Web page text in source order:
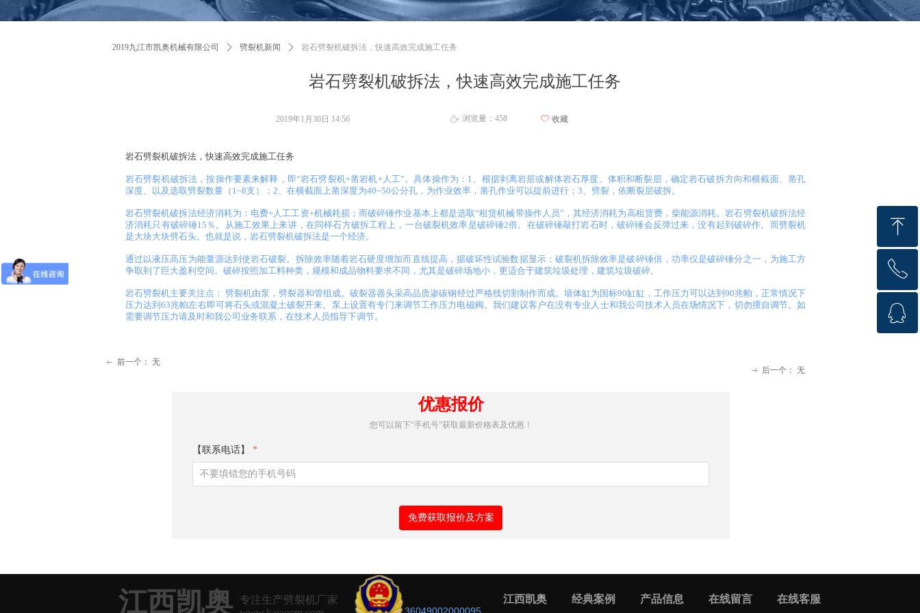
岩石劈裂机破拆法，快速高效完成施工任务
2019九江市凯奥机械有限公司 ꄲ 劈裂机新闻 ꄲ 岩石劈裂机破拆法，快速高效完成施工任务
岩石劈裂机破拆法，快速高效完成施工任务
岩石劈裂机破拆法，按操作要素来解释，即“岩石劈裂机+凿岩机+人工”。具体操作为：1、根据剥离岩层或解体岩石厚度、体积和断裂层，确定岩石破拆方向和横截面、凿孔
深度、以及选取劈裂数量（1~8支）；2、在横截面上凿深度为40~50公分孔，为作业效率，凿孔作业可以提前进行；3、劈裂，依断裂层破拆。
岩石劈裂机破拆法经济消耗为：电费+人工工资+机械耗损；而破碎锤作业基本上都是选取“租赁机械带操作人员”，其经济消耗为高租赁费，柴能源消耗。岩石劈裂机破拆法经
济消耗只有破碎锤15％。从施工效果上来讲，在同样石方破拆工程上，一台破裂机效率是破碎锤2倍。在破碎锤敲打岩石时，破碎锤会反弹过来，没有起到破碎作。而劈裂机
是大块大块劈石头。也就是说， 岩石劈裂机破拆法是一个经济。
通过以液压高压为能量源达到使岩石破裂。拆除效率随着岩石硬度增加而直线提高，据破坏性试验数据显示：破裂机拆除效率是破碎锤倍，功率仅是破碎锤分之一，为施工方
争取到了巨大盈利空间。破碎按照加工料种类，规模和成品物料要求不同，尤其是破碎场地小，更适合于建筑垃圾处理，建筑垃圾破碎。
岩石劈裂机主要关注点： 劈裂机由泵，劈裂器和管组成。破裂器器头采高品质渗碳钢经过严格线切割制作而成。墙体缸为国标90缸缸，工作压力可以达到90兆帕，正常情况下
压力达到63兆帕左右即可将石头或混凝土破裂开来。泵上设置有专门来调节工作压力电磁阀。我们建议客户在没有专业人士和我公司技术人员在场情况下，切勿擅自调节。如
需要调节压力请及时和我公司业务联系，在技术人员指导下调节。
2019年1月30日 14:56 ꄘ 浏览量： 458 ꄀ 收藏
ꂃ 前一个： 无
ꁹ 后一个： 无
优惠报价
您可以留下“手机号”获取最新价格表及优惠！
【联系电话】 *
免费获取报价及方案
江西凯奥 专注生产劈裂机厂家
江西凯奥 经典案例 产品信息 在线留言 在线客服
ꁸ
回到顶部
ꂅ
ꁗ